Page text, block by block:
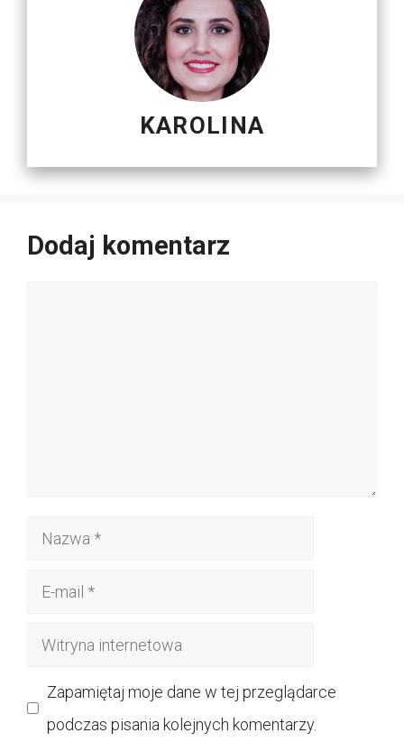
KAROLINA
Dodaj komentarz
Nazwa
Witryna
Zapamiętaj moje dane w tej przeglądarce
podczas pisania kolejnych komentarzy.